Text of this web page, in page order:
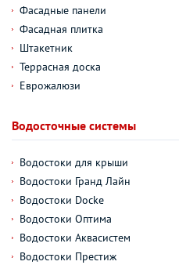
Фасадные панели
Фасадная плитка
Штакетник
Террасная доска
Еврожалюзи
Водосточные системы
Водостоки для крыши
Водостоки Гранд Лайн
Водостоки Docke
Водостоки Оптима
Водостоки Аквасистем
Водостоки Престиж